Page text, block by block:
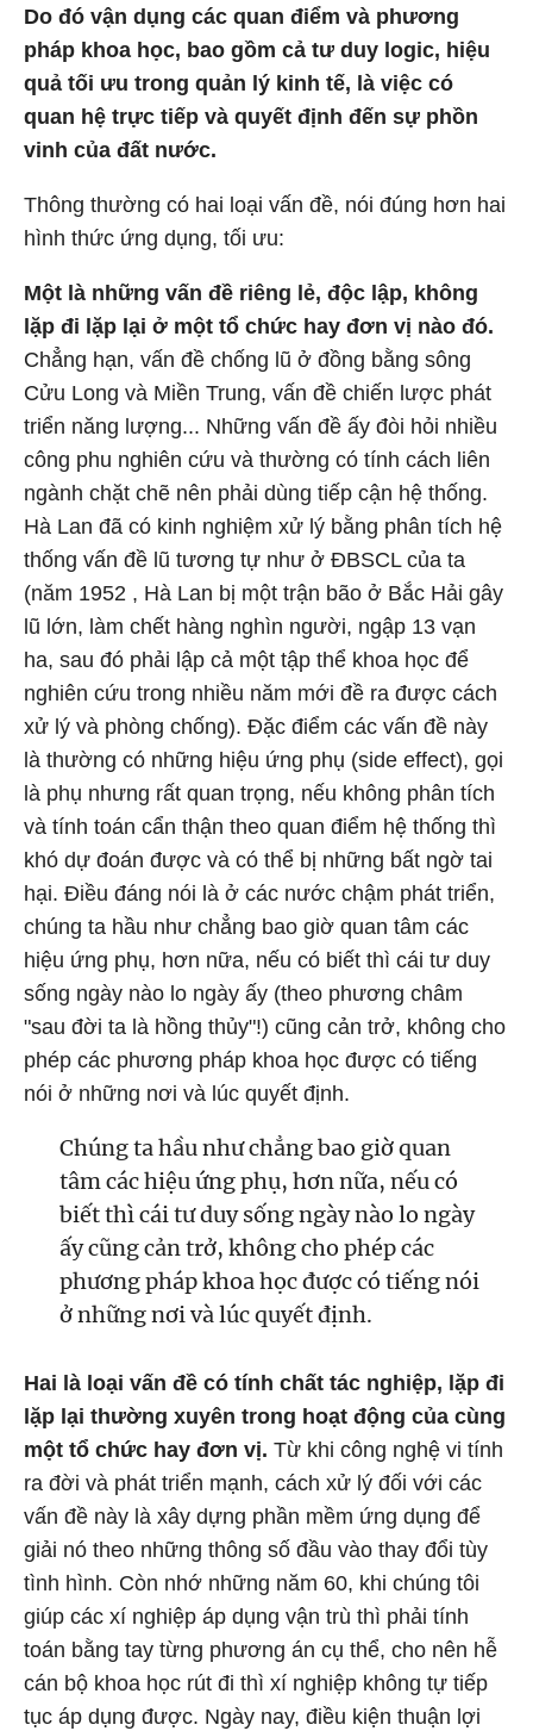
Do đó vận dụng các quan điểm và phương
pháp khoa học, bao gồm cả tư duy logic, hiệu
quả tối ưu trong quản lý kinh tế, là việc có
quan hệ trực tiếp và quyết định đến sự phồn
vinh của đất nước.
Thông thường có hai loại vấn đề, nói đúng hơn hai
hình thức ứng dụng, tối ưu:
Một là những vấn đề riêng lẻ, độc lập, không
lặp đi lặp lại ở một tổ chức hay đơn vị nào đó.
Chẳng hạn, vấn đề chống lũ ở đồng bằng sông
Cửu Long và Miền Trung, vấn đề chiến lược phát
triển năng lượng... Những vấn đề ấy đòi hỏi nhiều
công phu nghiên cứu và thường có tính cách liên
ngành chặt chẽ nên phải dùng tiếp cận hệ thống.
Hà Lan đã có kinh nghiệm xử lý bằng phân tích hệ
thống vấn đề lũ tương tự như ở ĐBSCL của ta
(năm 1952 , Hà Lan bị một trận bão ở Bắc Hải gây
lũ lớn, làm chết hàng nghìn người, ngập 13 vạn
ha, sau đó phải lập cả một tập thể khoa học để
nghiên cứu trong nhiều năm mới đề ra được cách
xử lý và phòng chống). Đặc điểm các vấn đề này
là thường có những hiệu ứng phụ (side effect), gọi
là phụ nhưng rất quan trọng, nếu không phân tích
và tính toán cẩn thận theo quan điểm hệ thống thì
khó dự đoán được và có thể bị những bất ngờ tai
hại. Điều đáng nói là ở các nước chậm phát triển,
chúng ta hầu như chẳng bao giờ quan tâm các
hiệu ứng phụ, hơn nữa, nếu có biết thì cái tư duy
sống ngày nào lo ngày ấy (theo phương châm
"sau đời ta là hồng thủy"!) cũng cản trở, không cho
phép các phương pháp khoa học được có tiếng
nói ở những nơi và lúc quyết định.
Chúng ta hầu như chẳng bao giờ quan
tâm các hiệu ứng phụ, hơn nữa, nếu có
biết thì cái tư duy sống ngày nào lo ngày
ấy cũng cản trở, không cho phép các
phương pháp khoa học được có tiếng nói
ở những nơi và lúc quyết định.
Hai là loại vấn đề có tính chất tác nghiệp, lặp đi
lặp lại thường xuyên trong hoạt động của cùng
một tổ chức hay đơn vị. Từ khi công nghệ vi tính
ra đời và phát triển mạnh, cách xử lý đối với các
vấn đề này là xây dựng phần mềm ứng dụng để
giải nó theo những thông số đầu vào thay đổi tùy
tình hình. Còn nhớ những năm 60, khi chúng tôi
giúp các xí nghiệp áp dụng vận trù thì phải tính
toán bằng tay từng phương án cụ thể, cho nên hễ
cán bộ khoa học rút đi thì xí nghiệp không tự tiếp
tục áp dụng được. Ngày nay, điều kiện thuận lợi